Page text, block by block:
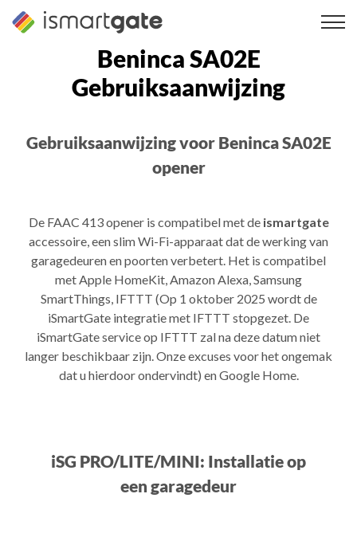
Overslaan
naar
Beninca SA02E
Gebruiksaanwijzing
Gebruiksaanwijzing voor Beninca SA02E
opener
De FAAC 413 opener is compatibel met de ismartgate
accessoire, een slim Wi-Fi-apparaat dat de werking van
garagedeuren en poorten verbetert. Het is compatibel
met Apple HomeKit, Amazon Alexa, Samsung
SmartThings, IFTTT (Op 1 oktober 2025 wordt de
iSmartGate integratie met IFTTT stopgezet. De
iSmartGate service op IFTTT zal na deze datum niet
langer beschikbaar zijn. Onze excuses voor het ongemak
dat u hierdoor ondervindt) en Google Home.
iSG PRO/LITE/MINI: Installatie op
een garagedeur